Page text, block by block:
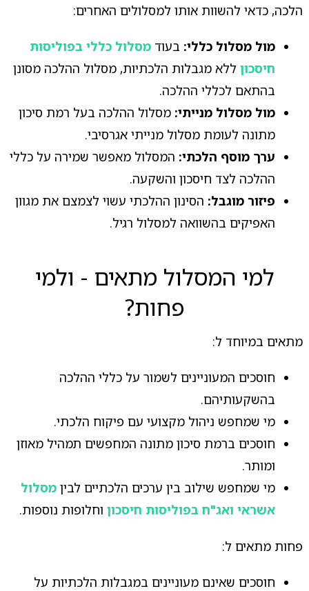
הלכה, כדאי להשוות אותו למסלולים האחרים:
מול מסלול כללי: בעוד מסלול כללי בפוליסות
חיסכוןללא מגבלות הלכתיות, מסלול ההלכה מסונן
בהתאם לכללי ההלכה.
מול מסלול מנייתי: מסלול ההלכה בעל רמת סיכון
מתונה לעומת מסלול מנייתי אגרסיבי.
ערך מוסף הלכתי: המסלול מאפשר שמירה על כללי
ההלכה לצד חיסכון והשקעה.
פיזור מוגבל: הסינון ההלכתי עשוי לצמצם את מגוון
האפיקים בהשוואה למסלול רגיל.
למי המסלול מתאים - ולמי
פחות?
מתאים במיוחד ל:
חוסכים המעוניינים לשמור על כללי ההלכה
בהשקעותיהם.
מי שמחפש ניהול מקצועי עם פיקוח הלכתי.
חוסכים ברמת סיכון מתונה המחפשים תמהיל מאוזן
ומותר.
מי שמחפש שילוב בין ערכים הלכתיים לבין מסלול
אשראי ואג"ח בפוליסות חיסכוןוחלופות נוספות.
פחות מתאים ל:
חוסכים שאינם מעוניינים במגבלות הלכתיות על